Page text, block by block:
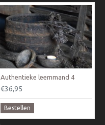
Authentieke leemmand 4
€36,95
Bestellen